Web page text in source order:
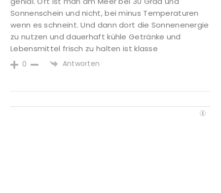
Sonnenschein und nicht, bei minus Temperaturen
wenn es schneint. Und dann dort die Sonnenenergie
zu nutzen und dauerhaft kühle Getränke und
Lebensmittel frisch zu halten ist klasse
0 Antworten